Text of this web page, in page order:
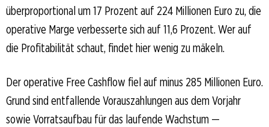
überproportional um 17 Prozent auf 224 Millionen Euro zu, die
operative Marge verbesserte sich auf 11,6 Prozent. Wer auf
die Profitabilität schaut, findet hier wenig zu mäkeln.
Der operative Free Cashflow fiel auf minus 285 Millionen Euro.
Grund sind entfallende Vorauszahlungen aus dem Vorjahr
sowie Vorratsaufbau für das laufende Wachstum —